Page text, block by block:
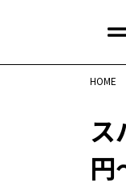
HOME
ス